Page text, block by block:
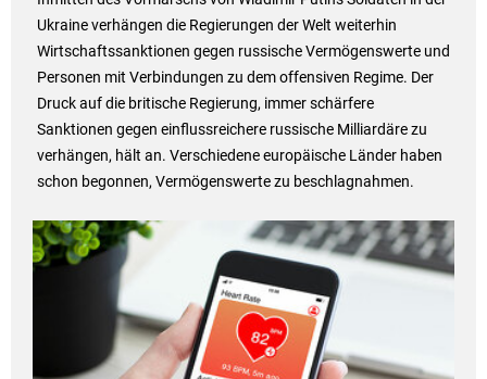
Ukraine verhängen die Regierungen der Welt weiterhin
Wirtschaftssanktionen gegen russische Vermögenswerte und
Personen mit Verbindungen zu dem offensiven Regime. Der
Druck auf die britische Regierung, immer schärfere
Sanktionen gegen einflussreichere russische Milliardäre zu
verhängen, hält an. Verschiedene europäische Länder haben
schon begonnen, Vermögenswerte zu beschlagnahmen.